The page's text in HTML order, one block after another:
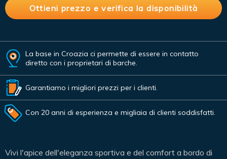
La base in Croazia ci permette di essere in contatto
diretto con i proprietari di barche.
Garantiamo i migliori prezzi per i clienti.
Con 20 anni di esperienza e migliaia di clienti soddisfatti.
Vivi l'apice dell'eleganza sportiva e del comfort a bordo di